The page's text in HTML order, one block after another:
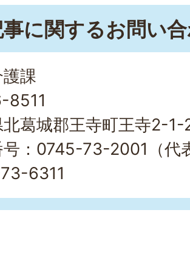
に関するお問い
課
8511
北葛城郡王寺町王寺2-
号：0745-73-2001（
6311